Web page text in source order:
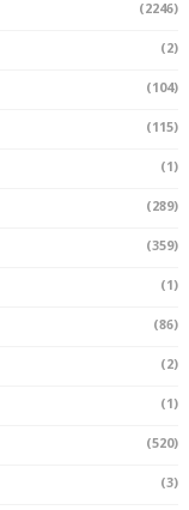
(2246)
(2)
(104)
(115)
(1)
(289)
(359)
(1)
(86)
(2)
(1)
(520)
(3)